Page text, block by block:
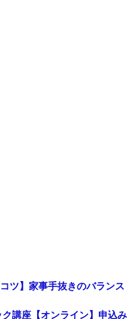
ツ】家事手抜きのバランス
講座【オンライン】申込み